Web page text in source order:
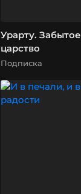
Урарту. Забытое
царство
Подписка